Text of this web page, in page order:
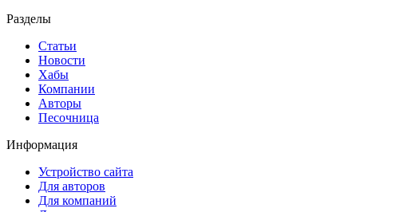
Разделы
Статьи
Новости
Хабы
Компании
Авторы
Песочница
Информация
Устройство сайта
Для авторов
Для компаний